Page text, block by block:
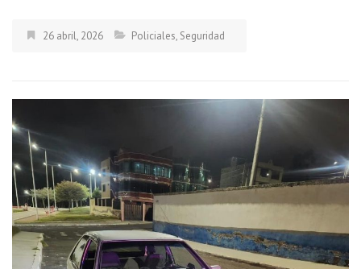
26 abril, 2026 Policiales, Seguridad